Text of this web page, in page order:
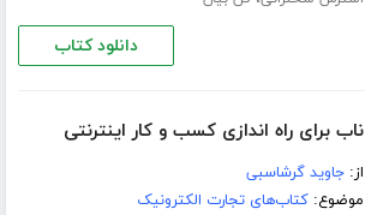
دانلود کتاب
از:جاوید گرشاسبی
موضوع:کتاب‌های تجارت الکترونیک